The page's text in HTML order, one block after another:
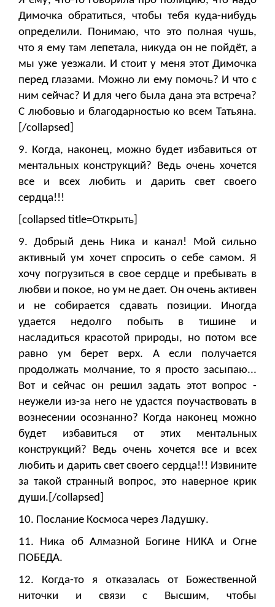
Димочка обратиться, чтобы тебя куда-нибудь
определили. Понимаю, что это полная чушь,
что я ему там лепетала, никуда он не пойдёт, а
мы уже уезжали. И стоит у меня этот Димочка
перед глазами. Можно ли ему помочь? И что с
ним сейчас? И для чего была дана эта встреча?
С любовью и благодарностью ко всем Татьяна.
[/collapsed]
9. Когда, наконец, можно будет избавиться от
ментальных конструкций? Ведь очень хочется
все и всех любить и дарить свет своего
сердца!!!
[collapsed title=Открыть]
9. Добрый день Ника и канал! Мой сильно
активный ум хочет спросить о себе самом. Я
хочу погрузиться в свое сердце и пребывать в
любви и покое, но ум не дает. Он очень активен
и не собирается сдавать позиции. Иногда
удается недолго побыть в тишине и
насладиться красотой природы, но потом все
равно ум берет верх. А если получается
продолжать молчание, то я просто засыпаю...
Вот и сейчас он решил задать этот вопрос -
неужели из-за него не удастся поучаствовать в
вознесении осознанно? Когда наконец можно
будет избавиться от этих ментальных
конструкций? Ведь очень хочется все и всех
любить и дарить свет своего сердца!!! Извините
за такой странный вопрос, это наверное крик
души.[/collapsed]
10. Послание Космоса через Ладушку.
11. Ника об Алмазной Богине НИКА и Огне
ПОБЕДА.
12. Когда-то я отказалась от Божественной
ниточки и связи с Высшим, чтобы